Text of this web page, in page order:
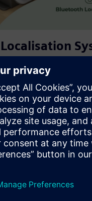
pumps
в реальному часі
допомогою
Система
в лікарняних
обладна...